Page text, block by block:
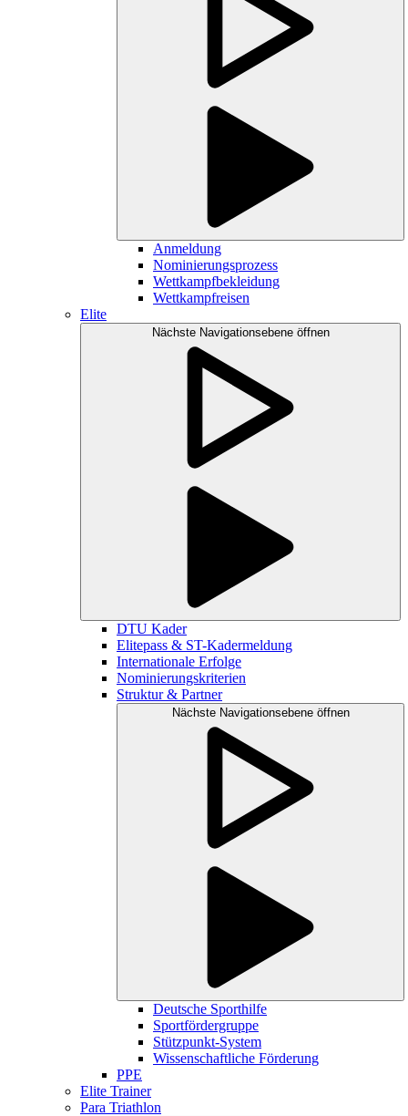
Anmeldung
Nominierungsprozess
Wettkampfbekleidung
Wettkampfreisen
Elite
Nächste Navigationsebene öffnen
DTU Kader
Elitepass & ST-Kadermeldung
Internationale Erfolge
Nominierungskriterien
Struktur & Partner
Nächste Navigationsebene öffnen
Deutsche Sporthilfe
Sportfördergruppe
Stützpunkt-System
Wissenschaftliche Förderung
PPE
Elite Trainer
Para Triathlon